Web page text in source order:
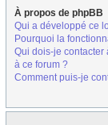
À propos de phpBB
Qui a développé ce
Pourquoi la
Qui dois-je contacter
à ce forum ?
Comment puis-je